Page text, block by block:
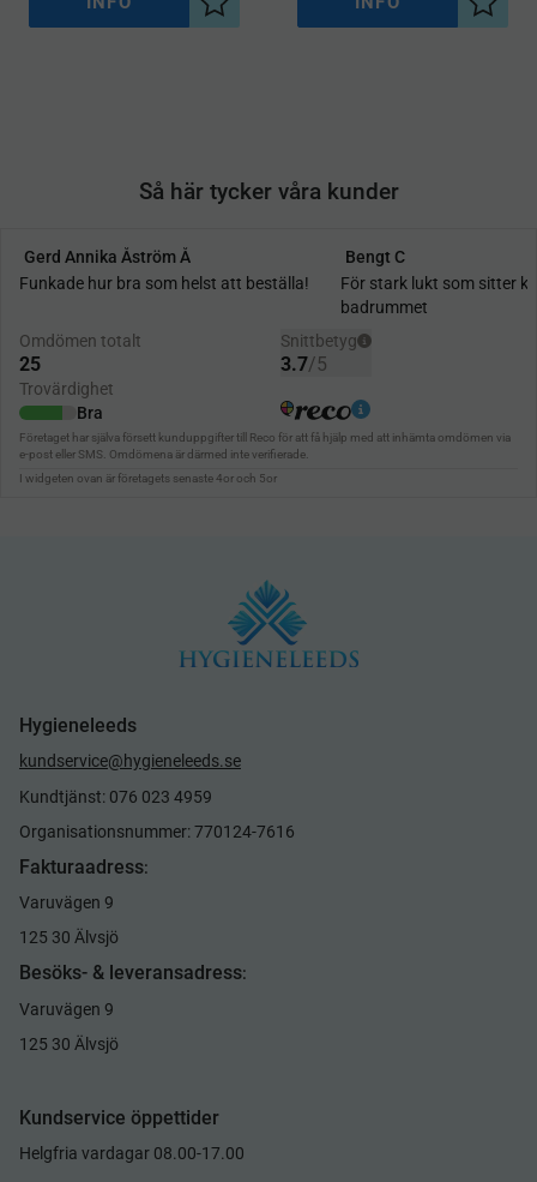
Lägg till i önskelista Lägg
Så här tycker våra kunder
Hygieneleeds
kundservice@hygieneleeds.se
Kundtjänst: 076 023 4959
Organisationsnummer: 770124-7616
Fakturaadress:
Varuvägen 9
125 30 Älvsjö
Besöks- & leveransadress:
Varuvägen 9
125 30 Älvsjö
Kundservice öppettider
Helgfria vardagar 08.00-17.00